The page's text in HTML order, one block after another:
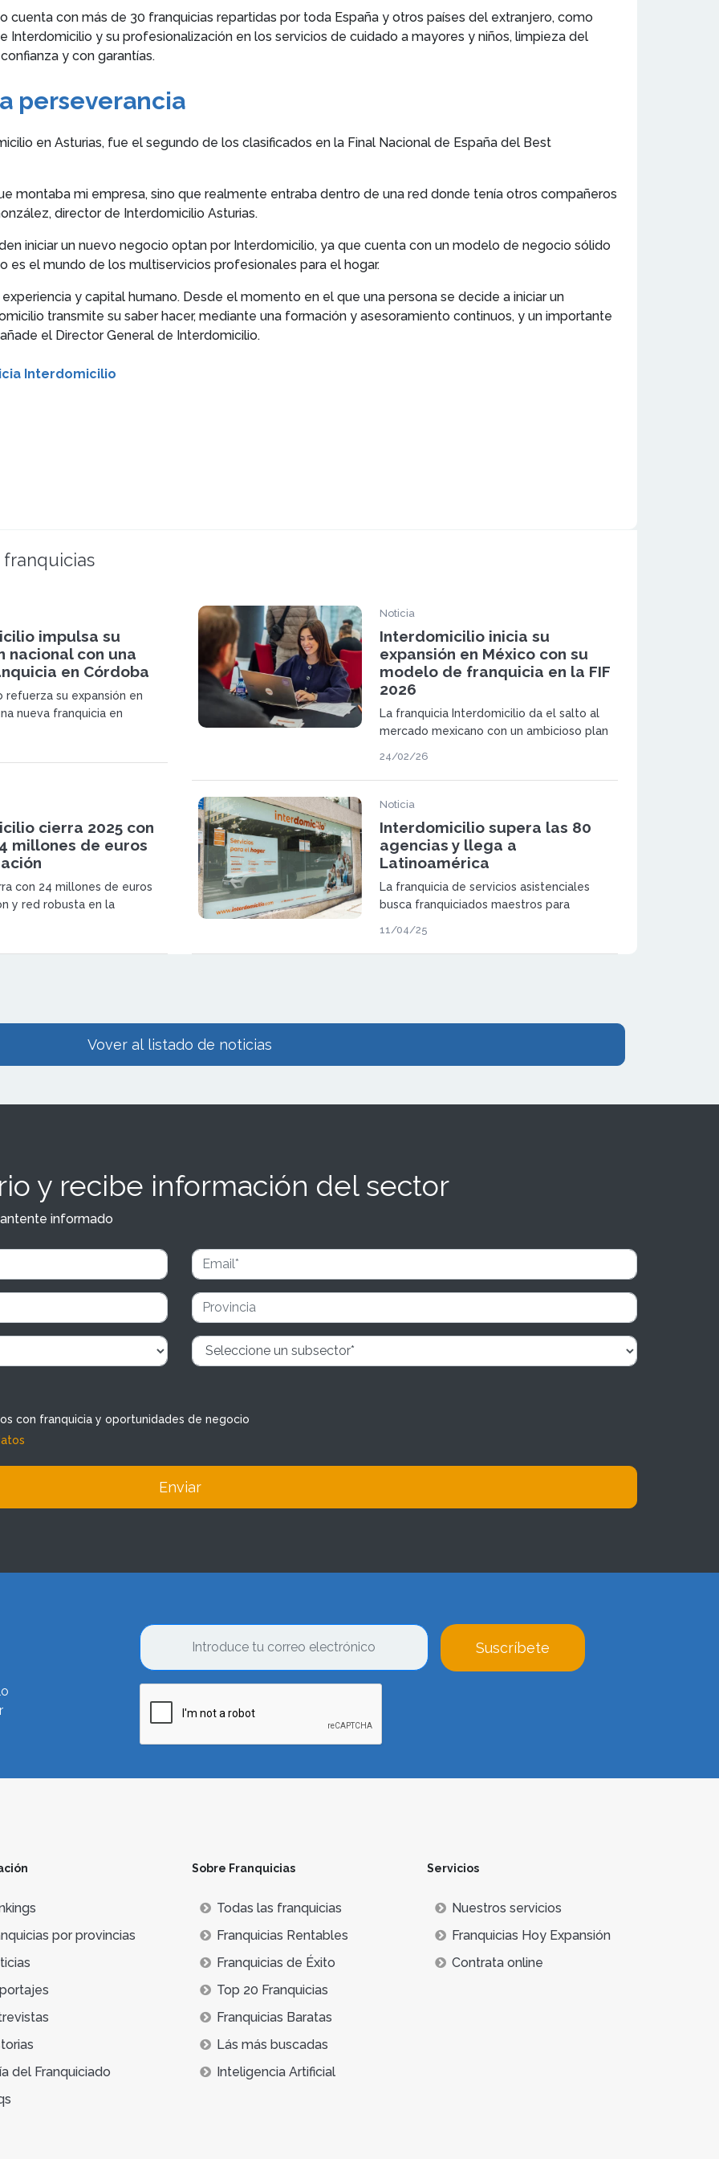
cuenta con más de 30 franquicias repartidas por toda España y otros países del extranjero, como
Interdomicilio y su profesionalización en los servicios de cuidado a mayores y niños, limpieza del
y con garantías.
perseverancia
en Asturias, fue el segundo de los clasificados en la Final Nacional de España del Best
montaba mi empresa, sino que realmente entraba dentro de una red donde tenía otros compañeros
director de Interdomicilio Asturias.
iniciar un nuevo negocio optan por Interdomicilio, ya que cuenta con un modelo de negocio sólido
es el mundo de los multiservicios profesionales para el hogar.
y capital humano. Desde el momento en el que una persona se decide a iniciar un
transmite su saber hacer, mediante una formación y asesoramiento continuos, y un importante
el Director General de Interdomicilio.
Interdomicilio
franquicias
impulsa su
nacional con una
en Córdoba
refuerza su expansión en
nueva franquicia en
servicios a domicilio y el
Noticia
Interdomicilio inicia su
expansión en México con su
modelo de franquicia en la FIF
2026
La franquicia Interdomicilio da el salto al
mercado mexicano con un ambicioso plan
oficialmente su proyecto en la Feria
Internacional de Franquicias (FIF) 2026 en
24/02/26
cierra 2025 con
millones de euros
con 24 millones de euros
y red robusta en la
operativo a sus agencias.
Noticia
Interdomicilio supera las 80
agencias y llega a
Latinoamérica
La franquicia de servicios asistenciales
busca franquiciados maestros para
consolidado, con fuerte reconocimiento de
marca y soporte integral
11/04/25
Vover al listado de noticias
y recibe información del sector
informado
con franquicia y oportunidades de negocio
Enviar
Suscríbete
por provincias
del Franquiciado
Sobre Franquicias
Todas las franquicias
Franquicias Rentables
Franquicias de Éxito
Top 20 Franquicias
Franquicias Baratas
Lás más buscadas
Inteligencia Artificial
Servicios
Nuestros servicios
Franquicias Hoy Expansión
Contrata online